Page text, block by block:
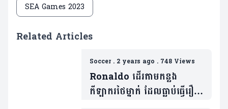
SEA Games 2023
Related Articles
Soccer. 2 years ago . 748 Views
Ronaldo ដើរតាមកន្លង
កីឡាករថៃម្នាក់ ដែលធ្លាប់ធ្វើរឿង